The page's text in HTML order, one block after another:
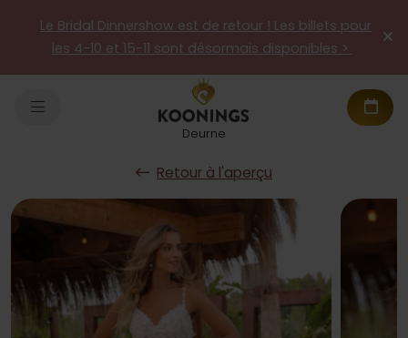
Le Bridal Dinnershow est de retour ! Les billets pour
les 4-10 et 15-11 sont désormais disponibles >
Deurne
Retour à l'aperçu